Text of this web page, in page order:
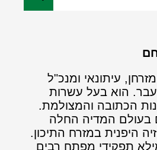
עיתונאי ומנכ"ל
הוא בעל עשרות
הכתובה והמצולמת.
בעולם המדיה החלה
היפנית במזרח התיכון.
תפקידי מפתח רבים